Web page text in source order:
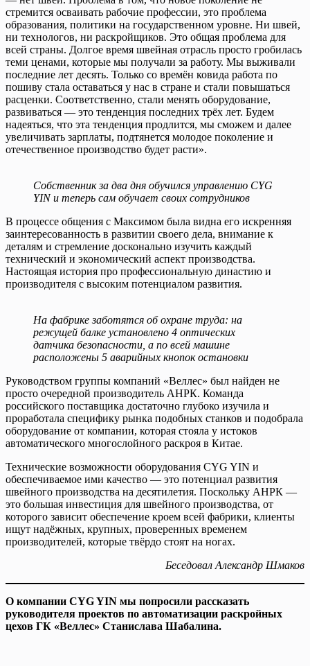
стремится осваивать рабочие профессии, это проблема
образования, политики на государственном уровне. Ни швей,
ни технологов, ни раскройщиков. Это общая проблема для
всей страны. Долгое время швейная отрасль просто гробилась
теми ценами, которые мы получали за работу. Мы выживали
последние лет десять. Только со времён ковида работа по
пошиву стала оставаться у нас в стране и стали повышаться
расценки. Соответственно, стали менять оборудование,
развиваться — это тенденция последних трёх лет. Будем
надеяться, что эта тенденция продлится, мы сможем и далее
увеличивать зарплаты, подтянется молодое поколение и
отечественное производство будет расти».
Собственник за два дня обучился управлению CYG
YIN и теперь сам обучает своих сотрудников
В процессе общения с Максимом была видна его искренняя
заинтересованность в развитии своего дела, внимание к
деталям и стремление досконально изучить каждый
технический и экономический аспект производства.
Настоящая история про профессиональную династию и
производителя с высоким потенциалом развития.
На фабрике заботятся об охране труда: на
режущей балке установлено 4 оптических
датчика безопасности, а по всей машине
расположены 5 аварийных кнопок остановки
Руководством группы компаний «Веллес» был найден не
просто очередной производитель АНРК. Команда
российского поставщика достаточно глубоко изучила и
проработала специ­фику рынка подобных станков и подобрала
оборудование от компании, которая стояла у истоков
автоматического многослойного раскроя в Китае.
Технические возможности оборудования CYG YIN и
обеспечиваемое ими качество — это потенциал развития
швейного производства на десятилетия. Поскольку АНРК —
это большая инвестиция для швейного производства, от
которого зависит обеспечение кроем всей фабрики, клиенты
ищут надёжных, крупных, проверенных временем
производителей, которые твёрдо стоят на ногах.
Беседовал Александр Шмаков
О компании CYG YIN мы попросили рассказать
руководителя проектов по автоматизации раскройных
цехов ГК «Веллес» Станислава Шабалина.